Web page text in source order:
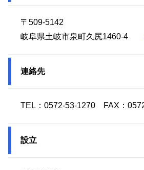
〒509-5142
岐阜県土岐市泉町久尻1460-4
連絡先
TEL：0572-53-1270 FAX：
設立